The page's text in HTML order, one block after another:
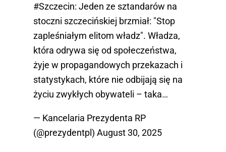
#Szczecin: Jeden ze sztandarów na
stoczni szczecińskiej brzmiał: "Stop
zapleśniałym elitom władz". Władza,
która odrywa się od społeczeństwa,
żyje w propagandowych przekazach i
statystykach, które nie odbijają się na
życiu zwykłych obywateli – taka…
— Kancelaria Prezydenta RP
(@prezydentpl) August 30, 2025